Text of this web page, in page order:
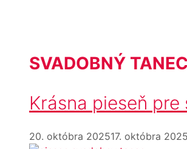
SVADOBNÝ TANEC
Krásna pieseň
20. októbra 202517. októbra 2025